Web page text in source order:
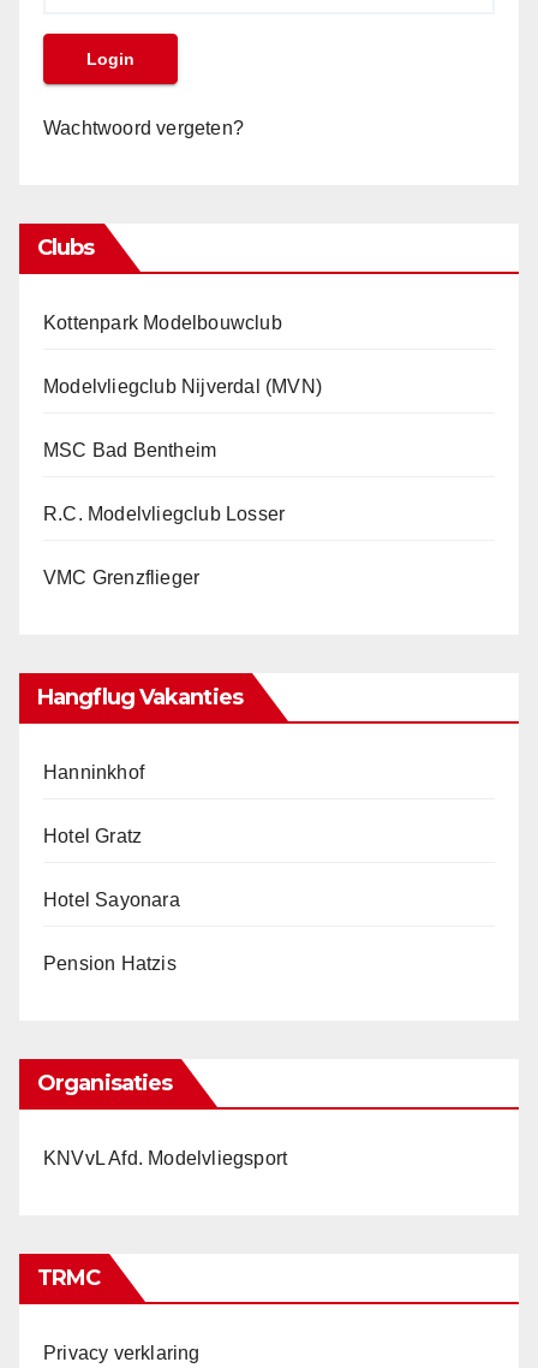
Wachtwoord vergeten?
Clubs
Kottenpark Modelbouwclub
Modelvliegclub Nijverdal (MVN)
MSC Bad Bentheim
R.C. Modelvliegclub Losser
VMC Grenzflieger
Hangflug Vakanties
Hanninkhof
Hotel Gratz
Hotel Sayonara
Pension Hatzis
Organisaties
KNVvL Afd. Modelvliegsport
TRMC
Privacy verklaring